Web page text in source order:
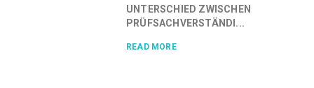
UNTERSCHIED ZWISCHEN
PRÜFSACHVERSTÄNDI...
READ MORE